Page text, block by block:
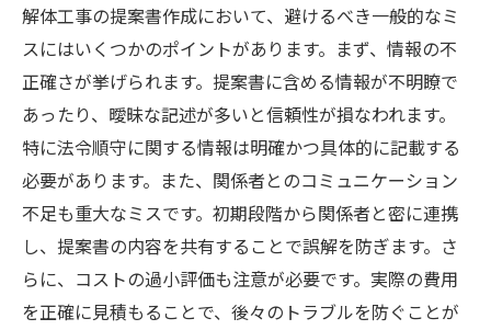
提案書作成時に役立つFAQの構築方法
問い合わせ内容の分析と改善策の提案
提案書に対するフィードバックの受け止め
方
質問を減らすための事前対応策
解体工事提案書の作成における最新のトレンド
とヒント
最新技術を取り入れた提案書作成のトレン
ド
解体工事の提案書作成において、避けるべき一般的なミ
スにはいくつかのポイントがあります。まず、情報の不
正確さが挙げられます。提案書に含める情報が不明瞭で
あったり、曖昧な記述が多いと信頼性が損なわれます。
特に法令順守に関する情報は明確かつ具体的に記載する
必要があります。また、関係者とのコミュニケーション
不足も重大なミスです。初期段階から関係者と密に連携
し、提案書の内容を共有することで誤解を防ぎます。さ
らに、コストの過小評価も注意が必要です。実際の費用
を正確に見積もることで、後々のトラブルを防ぐことが